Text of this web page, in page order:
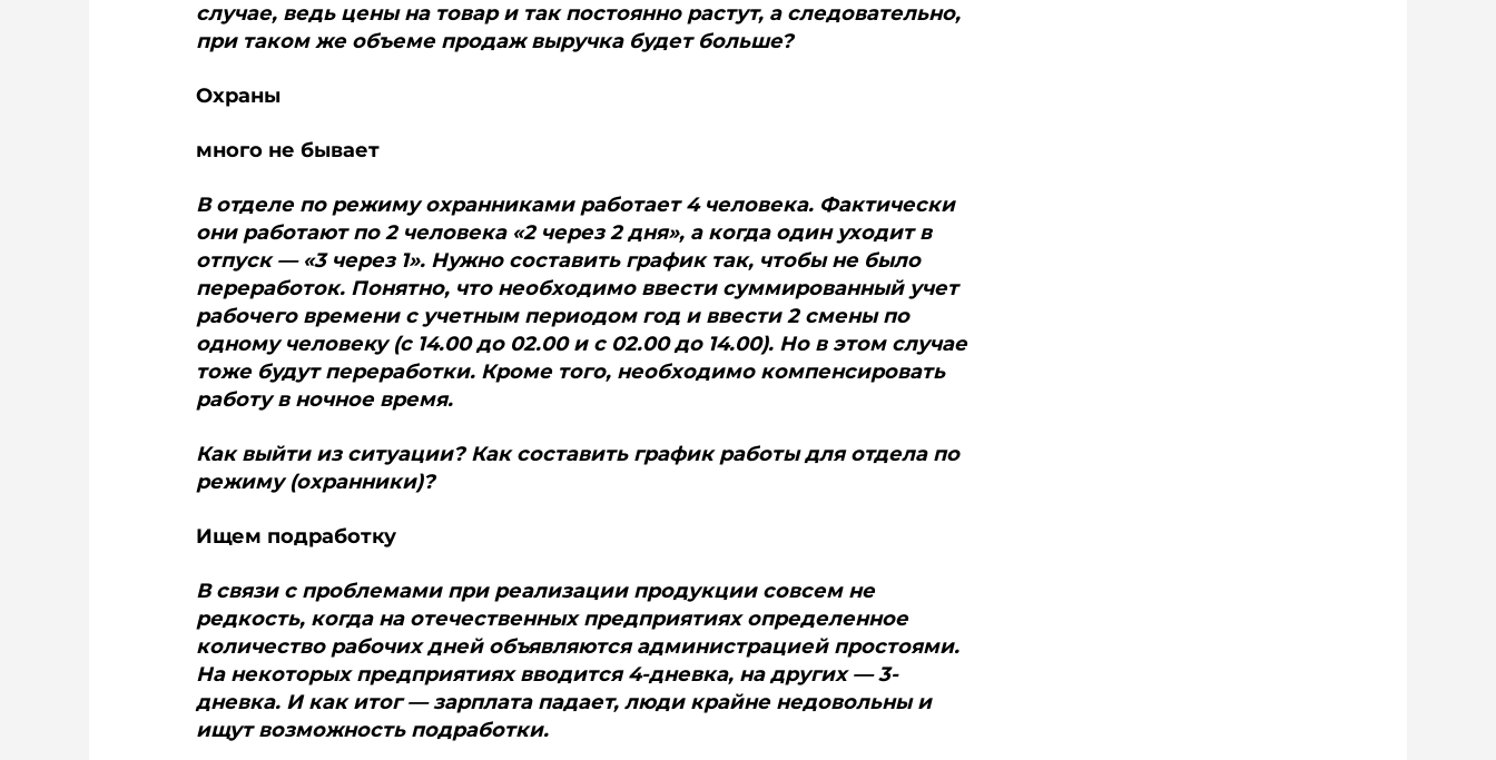
случае, ведь цены на товар и так постоянно растут, а следовательно,
при таком же объеме продаж выручка будет больше?
Охраны
много не бывает
В отделе по режиму охранниками работает 4 человека. Фактически
они работают по 2 человека «2 через 2 дня», а когда один уходит в
отпуск — «3 через 1». Нужно составить график так, чтобы не было
переработок. Понятно, что необходимо ввести суммированный учет
рабочего времени с учетным периодом год и ввести 2 смены по
одному человеку (с 14.00 до 02.00 и с 02.00 до 14.00). Но в этом случае
тоже будут переработки. Кроме того, необходимо компенсировать
работу в ночное время.
Как выйти из ситуации? Как составить график работы для отдела по
режиму (охранники)?
Ищем подработку
В связи с проблемами при реализации продукции совсем не
редкость, когда на отечественных предприятиях определенное
количество рабочих дней объявляются администрацией простоями.
На некоторых предприятиях вводится 4-дневка, на других — 3-
дневка. И как итог — зарплата падает, люди крайне недовольны и
ищут возможность подработки.